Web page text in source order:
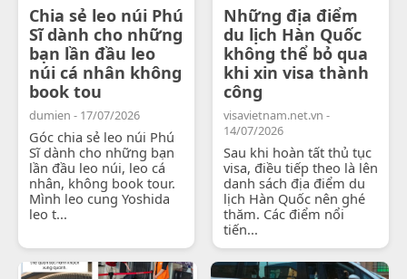
Chia sẻ leo núi Phú
Sĩ dành cho những
bạn lần đầu leo
núi cá nhân không
book tou
dumien - 17/07/2026
Góc chia sẻ leo núi Phú
Sĩ dành cho những bạn
lần đầu leo núi, leo cá
nhân, không book tour.
Mình leo cung Yoshida
leo t...
Những địa điểm
du lịch Hàn Quốc
không thể bỏ qua
khi xin visa thành
công
visavietnam.net.vn -
14/07/2026
Sau khi hoàn tất thủ tục
visa, điều tiếp theo là lên
danh sách địa điểm du
lịch Hàn Quốc nên ghé
thăm. Các điểm nổi
tiến...